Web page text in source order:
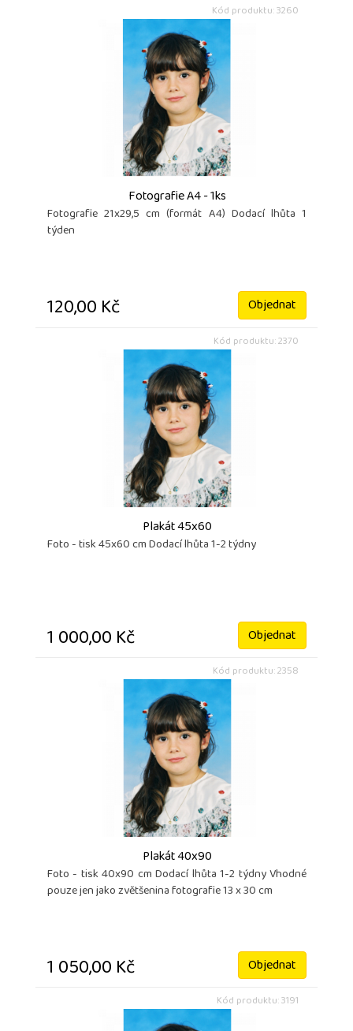
Kód produktu: 3260
Fotografie A4 - 1ks
Fotografie 21x29,5 cm (formát A4) Dodací lhůta 1
týden
120,00 Kč Objednat
Kód produktu: 2370
Plakát 45x60
Foto - tisk 45x60 cm Dodací lhůta 1-2 týdny
1 000,00 Kč Objednat
Kód produktu: 2358
Plakát 40x90
Foto - tisk 40x90 cm Dodací lhůta 1-2 týdny Vhodné
pouze jen jako zvětšenina fotografie 13 x 30 cm
1 050,00 Kč Objednat
Kód produktu: 3191